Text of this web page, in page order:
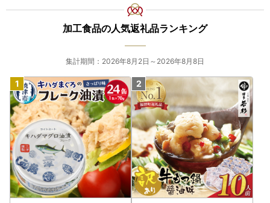
加工食品の人気返礼品ランキング
集計期間：2026年8月2日～2026年8月8日